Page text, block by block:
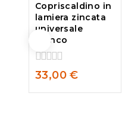
Copriscaldino in
lamiera zincata
universale
bianco
0
of
33,00€